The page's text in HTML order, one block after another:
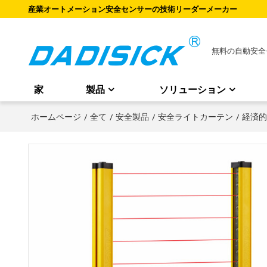
産業オートメーション安全センサーの技術リーダーメーカー
無料の自動安
家 製品 ソリューション
ホームページ / 全て / 安全製品 / 安全ライトカーテン / 経済